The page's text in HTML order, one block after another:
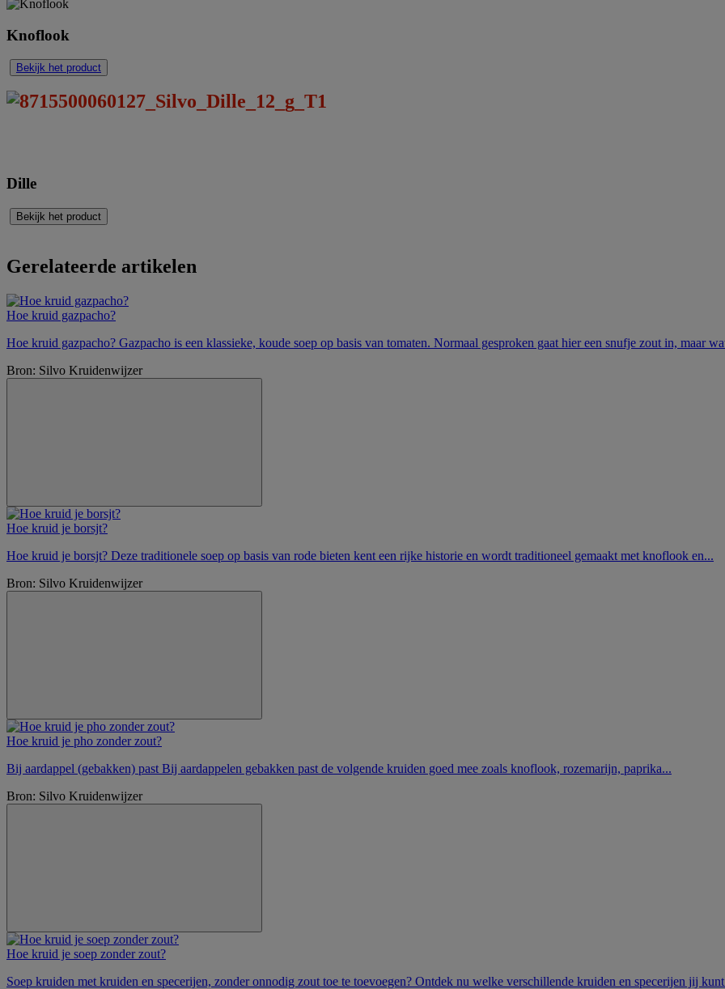
Knoflook
Bekijk het product
Dille
Bekijk het product
Gerelateerde artikelen
Hoe kruid gazpacho?
Hoe kruid gazpacho? Gazpacho is een klassieke, koude soep op basis van tomaten. Normaal gesproken gaat hier een snufje zout in, maar
Bron: Silvo Kruidenwijzer
Hoe kruid je borsjt?
Hoe kruid je borsjt? Deze traditionele soep op basis van rode bieten kent een rijke historie en wordt traditioneel gemaakt met knoflook en...
Bron: Silvo Kruidenwijzer
Hoe kruid je pho zonder zout?
Bij aardappel (gebakken) past Bij aardappelen gebakken past de volgende kruiden goed mee zoals knoflook, rozemarijn, paprika...
Bron: Silvo Kruidenwijzer
Hoe kruid je soep zonder zout?
Soep kruiden met kruiden en specerijen, zonder onnodig zout toe te toevoegen? Ontdek nu welke verschillende kruiden en specerijen jij